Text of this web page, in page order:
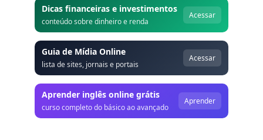
Dicas financeiras e investimentos
conteúdo sobre dinheiro e renda
Acessar
Guia de Mídia Online
lista de sites, jornais e portais
Acessar
Aprender inglês online grátis
curso completo do básico ao avançado
Aprender